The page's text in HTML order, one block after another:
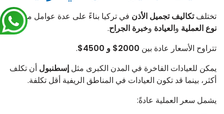
تختلفتكاليف تجميل الأذن في تركيا بناءً على عدة عوامل منها
نوع العملية والعيادة وخبرة الجراح.
تتراوح الأسعار عادة بين 2000$ و 4500$
.
يمكن للعيادات الفاخرة في المدن الكبرى مثل إسطنبول أن تكلف
أكثر، بينما قد تكون العيادات في المناطق الريفية أقل تكلفة.
يشمل سعر العملية عادةً: